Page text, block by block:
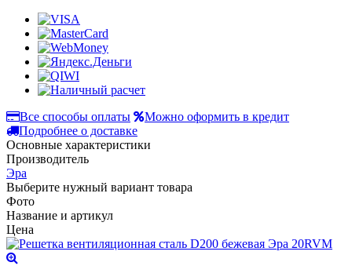
Все способы оплаты
Можно оформить в кредит
Подробнее о доставке
Основные характеристики
Производитель
Эра
Выберите нужный вариант товара
Фото
Название и артикул
Цена